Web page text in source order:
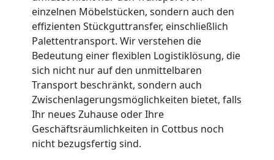
einzelnen Möbelstücken, sondern auch den
effizienten Stückguttransfer, einschließlich
Palettentransport. Wir verstehen die
Bedeutung einer flexiblen Logistiklösung, die
sich nicht nur auf den unmittelbaren
Transport beschränkt, sondern auch
Zwischenlagerungsmöglichkeiten bietet, falls
Ihr neues Zuhause oder Ihre
Geschäftsräumlichkeiten in Cottbus noch
nicht bezugsfertig sind.
Internationaler
Umzug
Nationaler
Umzug